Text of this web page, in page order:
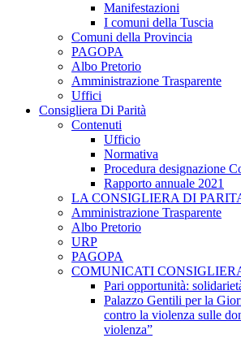
Manifestazioni
I comuni della Tuscia
Comuni della Provincia
PAGOPA
Albo Pretorio
Amministrazione Trasparente
Uffici
Consigliera Di Parità
Contenuti
Ufficio
Normativa
Procedura designazione
Rapporto annuale 2021
LA CONSIGLIERA DI
Amministrazione Trasparente
Albo Pretorio
URP
PAGOPA
COMUNICATI
Pari opportunità:
Palazzo Gentili per la
contro la violenza sulle
violenza”